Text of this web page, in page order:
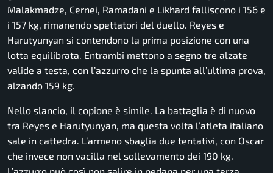
Malakmadze, Cernei, Ramadani e Likhard falliscono i 156 e
i 157 kg, rimanendo spettatori del duello. Reyes e
Harutyunyan si contendono la prima posizione con una
lotta equilibrata. Entrambi mettono a segno tre alzate
valide a testa, con l’azzurro che la spunta all’ultima prova,
alzando 159 kg.
Nello slancio, il copione è simile. La battaglia è di nuovo
tra Reyes e Harutyunyan, ma questa volta l’atleta italiano
sale in cattedra. L’armeno sbaglia due tentativi, con Oscar
che invece non vacilla nel sollevamento dei 190 kg.